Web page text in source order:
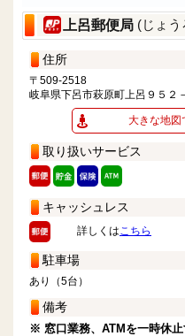
上呂郵便局 (じょ
住所
〒509-2518
岐阜県下呂市萩原町上呂９５２
大きな地図
取り扱いサービス
キャッシュレス
詳しくはこちら
駐車場
あり（5台）
備考
※ 窓口業務、ATMを一時休止